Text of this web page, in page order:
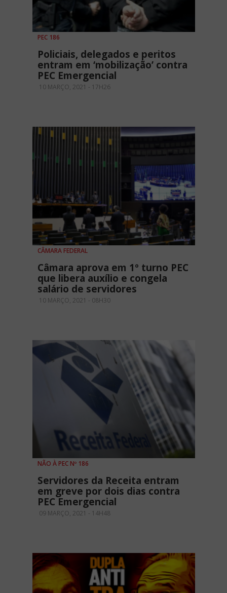
PEC 186
Policiais, delegados e peritos
entram em ‘mobilização’ contra
PEC Emergencial
10 MARÇO, 2021 - 17H26
CÂMARA FEDERAL
Câmara aprova em 1º turno PEC
que libera auxílio e congela
salário de servidores
10 MARÇO, 2021 - 08H30
NÃO À PEC Nº 186
Servidores da Receita entram
em greve por dois dias contra
PEC Emergencial
09 MARÇO, 2021 - 14H48